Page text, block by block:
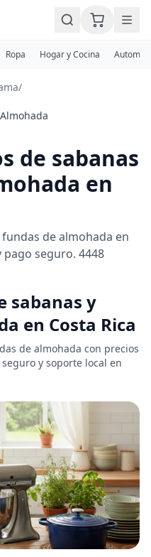
Ropa Hogar y Cocina
/
de sabanas
en
de almohada en
pago seguro. 4448
sabanas y
en Costa Rica
de almohada con precios
y soporte local en